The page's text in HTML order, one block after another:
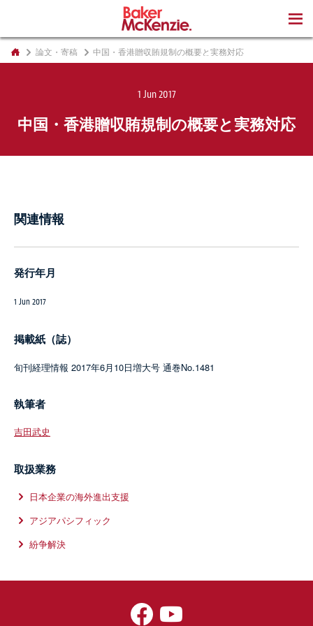
論文・寄稿 中国・香港贈収賄規制の概要と実務対応
1 Jun 2017
中国・香港贈収賄規制の概要と実務対応
関連情報
発行年月
1 Jun 2017
掲載紙（誌）
旬刊経理情報 2017年6月10日増大号 通巻No.1481
執筆者
吉田武史
取扱業務
日本企業の海外進出支援
アジアパシフィック
紛争解決